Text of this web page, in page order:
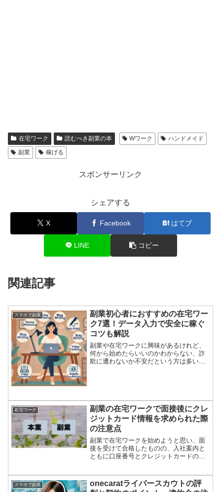
在宅ワーク 読むべき副業の本 Wワーク
ハンドメイド
副業
稼げる
スポンサーリンク
シェアする
X Facebook はてブ
LINE コピー
関連記事
スマホで副業
副業初心者におすすめの在宅ワー
ク7選！データ入力で安全に稼ぐ
コツも解説
副業や在宅ワークに興味があるけれど、
何から始めたらいいのかわからない、詐
欺に遭わないか不安だという方は多いの
在宅ワーク
副業の在宅ワークで面接後にクレ
ジットカード情報を求められた際
の注意点
副業で在宅ワークを始めようと思い、面
接を受けて合格したものの、入社案内と
ともに口座番号とクレジットカードの用
に遭遇した際の注意点について解説しま
す。在宅ワークでクレジッ...
スマホで副業
onecaratライバースカウトの評